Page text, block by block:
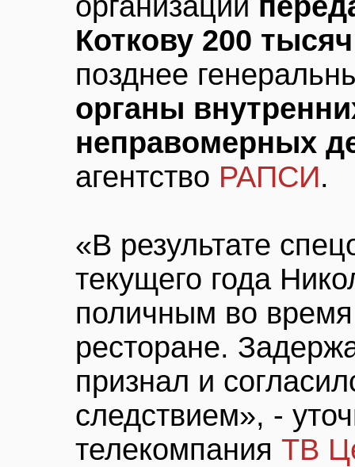
Коткову 200
позднее
органы
неправомерных
агентство РАПСИ.
«В результате
текущего года
поличным во
ресторане.
признал и
следствием», -
телекомпания ТВ